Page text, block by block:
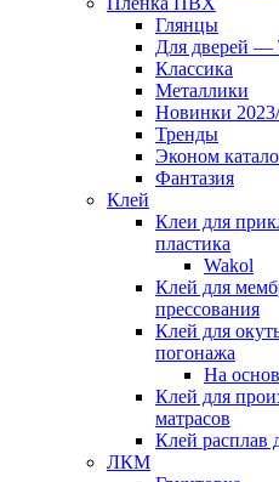
Глянцы
Для дверей —
Классика
Металлики
Новинки
Тренды
Эконом
Фантазия
Клей
Клеи для
пластика
Wakol
Клей для
прессования
Клей для
погонажа
На
Клей для
матрасов
Клей расплав
ЛКМ